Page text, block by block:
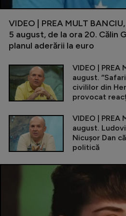
VIDEO | PREA MULT
5 august, de la ora 20. Călin
planul aderării la euro
VIDEO | PREA
august.
civililor din
provocat
VIDEO | PREA
august.
Nicușor Dan
politică